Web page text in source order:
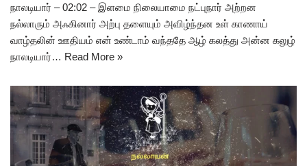
நாலடியார் – 02:02 – இளமை நிலையாமை நட்புநார் அற்றன
நல்லாரும் அஃகினார் அற்பு தளையும் அவிழ்ந்தன உள் காணாய்
வாழ்தலின் ஊதியம் என் உண்டாம் வந்ததே ஆழ் கலத்து அன்ன கலுழ்
நாலடியார்… Read More »